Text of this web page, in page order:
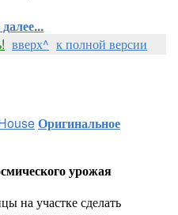
вверх^ к полной версии
Оригинальное
урожая
на участке сделать